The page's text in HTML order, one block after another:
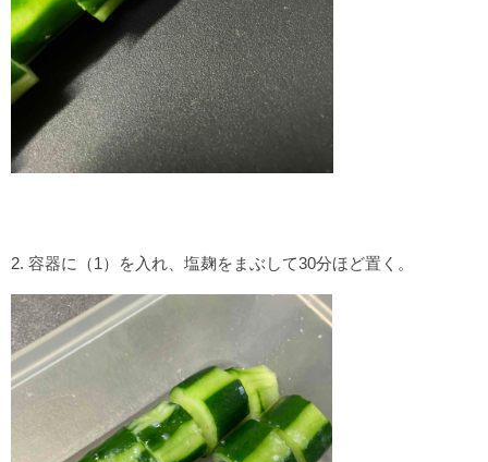
2. 容器に（1）を入れ、塩麹をまぶして30分ほど置く。